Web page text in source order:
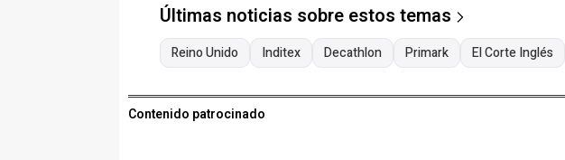
Últimas noticias sobre estos temas
Reino Unido Inditex Decathlon Primark El Corte Inglés
Contenido patrocinado